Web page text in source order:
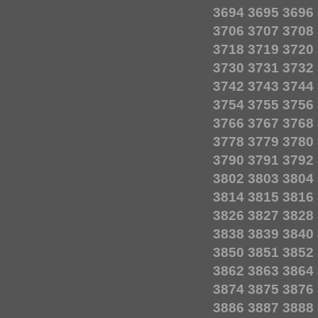
3694 3695 3696
3706 3707 3708
3718 3719 3720
3730 3731 3732
3742 3743 3744
3754 3755 3756
3766 3767 3768
3778 3779 3780
3790 3791 3792
3802 3803 3804
3814 3815 3816
3826 3827 3828
3838 3839 3840
3850 3851 3852
3862 3863 3864
3874 3875 3876
3886 3887 3888